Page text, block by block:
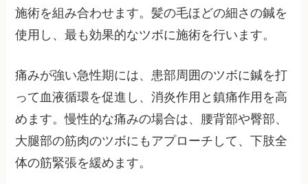
施術を組み合わせます。髪の毛ほどの細さの鍼を
使用し、最も効果的なツボに施術を行います。
痛みが強い急性期には、患部周囲のツボに鍼を打
って血液循環を促進し、消炎作用と鎮痛作用を高
めます。慢性的な痛みの場合は、腰背部や臀部、
大腿部の筋肉のツボにもアプローチして、下肢全
体の筋緊張を緩めます。